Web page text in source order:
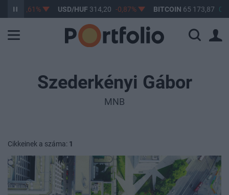
-0,61% USD/HUF314,20 -0,87% BITCOIN 65 173,87
Szederkényi Gábor
MNB
Cikkeinek a száma: 1